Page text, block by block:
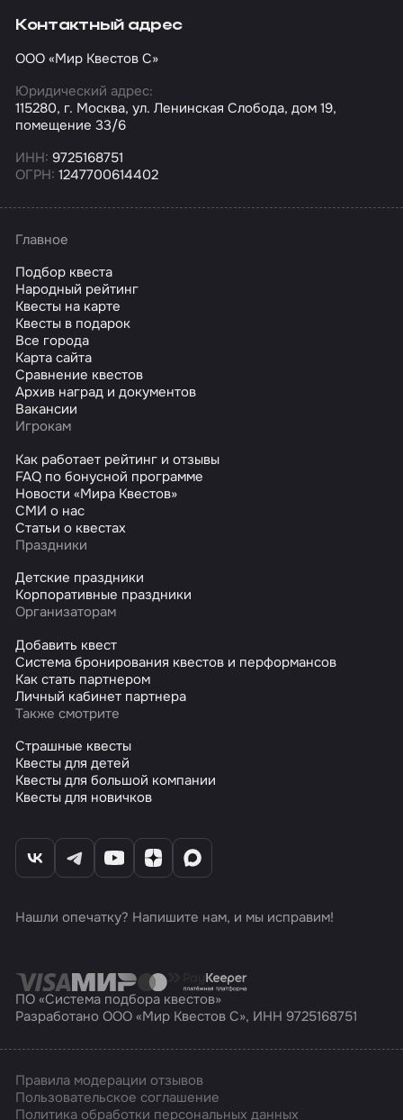
Контактный адрес
ООО «Мир Квестов С»
Юридический адрес:
115280, г. Москва, ул. Ленинская Слобода, дом 19,
помещение 33/6
ИНН: 9725168751
ОГРН: 1247700614402
Главное
Подбор квеста
Народный рейтинг
Квесты на карте
Квесты в подарок
Все города
Карта сайта
Сравнение квестов
Архив наград и документов
Вакансии
Игрокам
Как работает рейтинг и отзывы
FAQ по бонусной программе
Новости «Мира Квестов»
СМИ о нас
Статьи о квестах
Праздники
Детские праздники
Корпоративные праздники
Организаторам
Добавить квест
Система бронирования квестов и перформансов
Как стать партнером
Личный кабинет партнера
Также смотрите
Страшные квесты
Квесты для детей
Квесты для большой компании
Квесты для новичков
Нашли опечатку? Напишите нам, и мы исправим!
ПО «Система подбора квестов»
Разработано ООО «Мир Квестов С», ИНН 9725168751
Правила модерации отзывов
Пользовательское соглашение
Политика обработки персональных данных